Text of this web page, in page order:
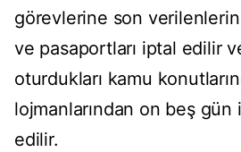
görevlerine son verilenlerin
ve pasaportları iptal edilir
oturdukları kamu
lojmanlarından on beş
edilir.